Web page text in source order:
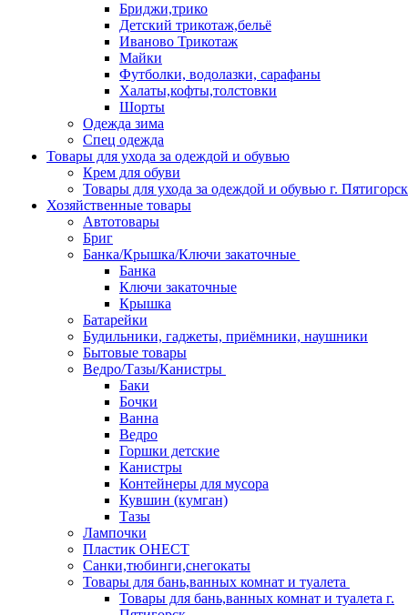
Бриджи,трико
Детский трикотаж,бельё
Иваново Трикотаж
Майки
Футболки, водолазки, сарафаны
Халаты,кофты,толстовки
Шорты
Одежда зима
Спец одежда
Товары для ухода за одеждой и обувью
Крем для обуви
Товары для ухода за одеждой и обувью г. Пятигорск
Хозяйственные товары
Автотовары
Бриг
Банка/Крышка/Ключи закаточные
Банка
Ключи закаточные
Крышка
Батарейки
Будильники, гаджеты, приёмники, наушники
Бытовые товары
Ведро/Тазы/Канистры
Баки
Бочки
Ванна
Ведро
Горшки детские
Канистры
Контейнеры для мусора
Кувшин (кумган)
Тазы
Лампочки
Пластик ОНЕСТ
Санки,тюбинги,снегокаты
Товары для бань,ванных комнат и туалета
Товары для бань,ванных комнат и туалета г.